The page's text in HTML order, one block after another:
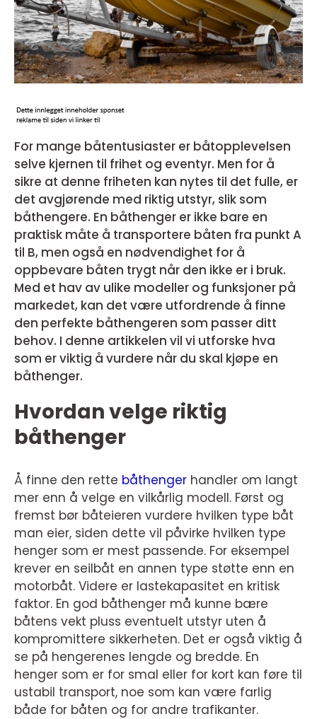
For mange båtentusiaster er båtopplevelsen
selve kjernen til frihet og eventyr. Men for å
sikre at denne friheten kan nytes til det fulle, er
det avgjørende med riktig utstyr, slik som
båthengere. En båthenger er ikke bare en
praktisk måte å transportere båten fra punkt A
til B, men også en nødvendighet for å
oppbevare båten trygt når den ikke er i bruk.
Med et hav av ulike modeller og funksjoner på
markedet, kan det være utfordrende å finne
den perfekte båthengeren som passer ditt
behov. I denne artikkelen vil vi utforske hva
som er viktig å vurdere når du skal kjøpe en
båthenger.
Hvordan velge riktig
båthenger
Å finne den rette båthenger handler om langt
mer enn å velge en vilkårlig modell. Først og
fremst bør båteieren vurdere hvilken type båt
man eier, siden dette vil påvirke hvilken type
henger som er mest passende. For eksempel
krever en seilbåt en annen type støtte enn en
motorbåt. Videre er lastekapasitet en kritisk
faktor. En god båthenger må kunne bære
båtens vekt pluss eventuelt utstyr uten å
kompromittere sikkerheten. Det er også viktig å
se på hengerenes lengde og bredde. En
henger som er for smal eller for kort kan føre til
ustabil transport, noe som kan være farlig
både for båten og for andre trafikanter.